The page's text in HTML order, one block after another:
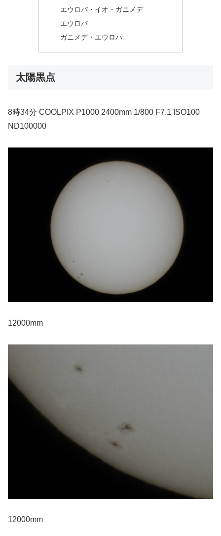
エウロパ・イオ・ガニメデ
エウロパ
ガニメデ・エウロパ
太陽黒点
8時34分 COOLPIX P1000 2400mm 1/800 F7.1 ISO100
ND100000
12000mm
12000mm